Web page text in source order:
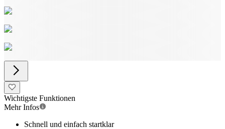
Wichtigste Funktionen
Mehr Infos
Schnell und einfach startklar